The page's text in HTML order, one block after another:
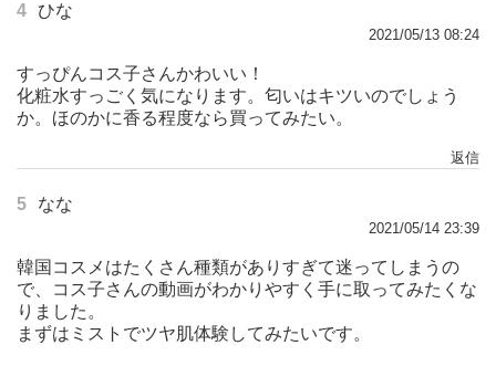
4 ひな
2021/05/13 08:24
すっぴんコス子さんかわいい！
化粧水すっごく気になります。匂いはキツいのでしょう
か。ほのかに香る程度なら買ってみたい。
返信
5 なな
2021/05/14 23:39
韓国コスメはたくさん種類がありすぎて迷ってしまうの
で、コス子さんの動画がわかりやすく手に取ってみたくな
りました。
まずはミストでツヤ肌体験してみたいです。